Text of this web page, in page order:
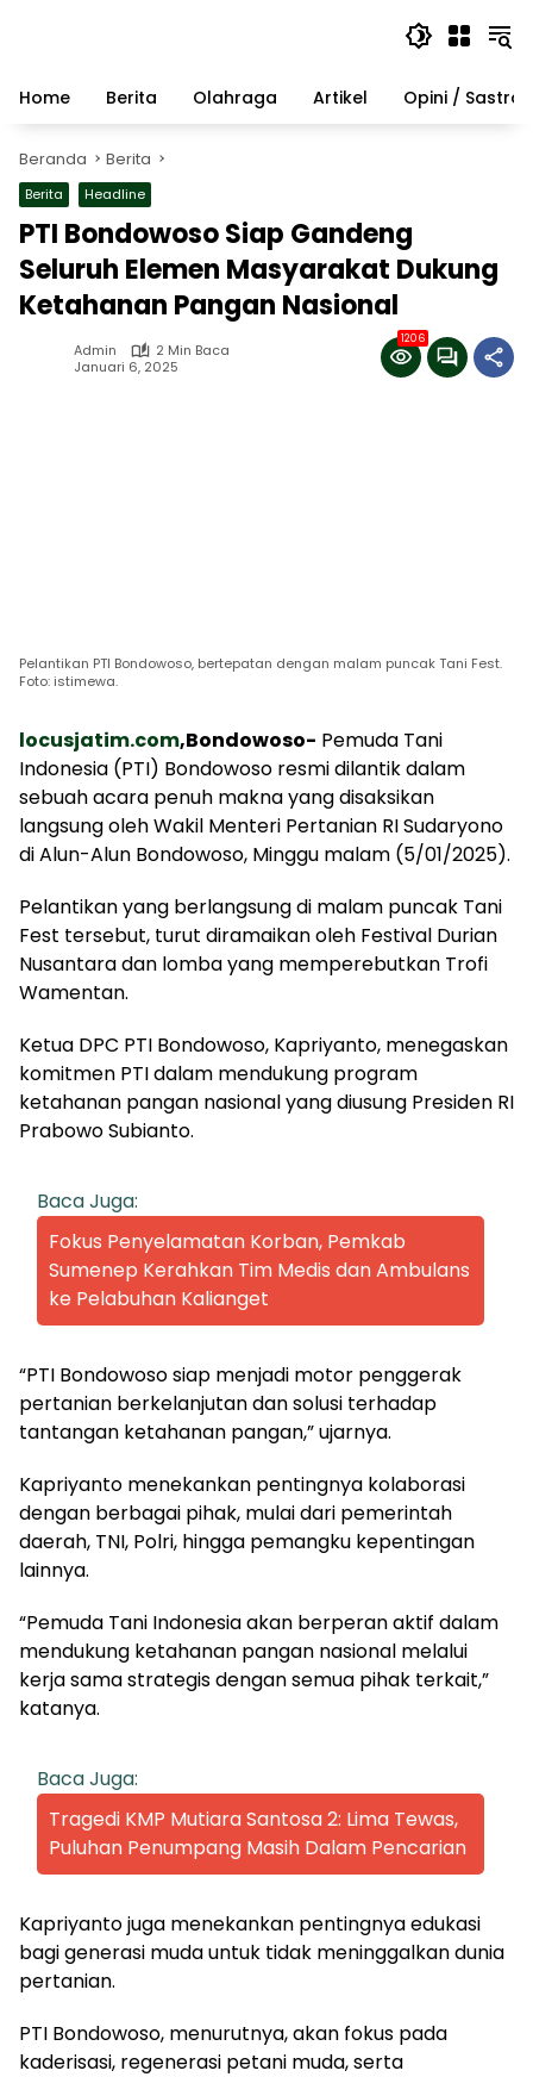
Home
Berita Olahraga Artikel Opini / Sastra
Beranda Berita
Berita Headline
PTI Bondowoso Siap Gandeng
Seluruh Elemen Masyarakat Dukung
Ketahanan Pangan Nasional
Admin
2 Min Baca
Januari 6, 2025
1206
Pelantikan PTI Bondowoso, bertepatan dengan malam puncak Tani Fest.
Foto: istimewa.
locusjatim.com,Bondowoso- Pemuda Tani
Indonesia (PTI) Bondowoso resmi dilantik dalam
sebuah acara penuh makna yang disaksikan
langsung oleh Wakil Menteri Pertanian RI Sudaryono
di Alun-Alun Bondowoso, Minggu malam (5/01/2025).
Pelantikan yang berlangsung di malam puncak Tani
Fest tersebut, turut diramaikan oleh Festival Durian
Nusantara dan lomba yang memperebutkan Trofi
Wamentan.
Ketua DPC PTI Bondowoso, Kapriyanto, menegaskan
komitmen PTI dalam mendukung program
ketahanan pangan nasional yang diusung Presiden RI
Prabowo Subianto.
Baca Juga:
Fokus Penyelamatan Korban, Pemkab
Sumenep Kerahkan Tim Medis dan Ambulans
ke Pelabuhan Kalianget
“PTI Bondowoso siap menjadi motor penggerak
pertanian berkelanjutan dan solusi terhadap
tantangan ketahanan pangan,” ujarnya.
Kapriyanto menekankan pentingnya kolaborasi
dengan berbagai pihak, mulai dari pemerintah
daerah, TNI, Polri, hingga pemangku kepentingan
lainnya.
“Pemuda Tani Indonesia akan berperan aktif dalam
mendukung ketahanan pangan nasional melalui
kerja sama strategis dengan semua pihak terkait,”
katanya.
Baca Juga:
Tragedi KMP Mutiara Santosa 2: Lima Tewas,
Puluhan Penumpang Masih Dalam Pencarian
Kapriyanto juga menekankan pentingnya edukasi
bagi generasi muda untuk tidak meninggalkan dunia
pertanian.
PTI Bondowoso, menurutnya, akan fokus pada
kaderisasi, regenerasi petani muda, serta